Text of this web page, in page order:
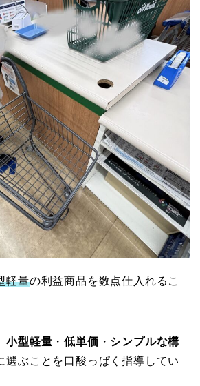
軽量の利益商品を数点仕入れるこ
小型軽量 ・低単価 ・ シンプルな構
選ぶことを口酸っぱく指導してい